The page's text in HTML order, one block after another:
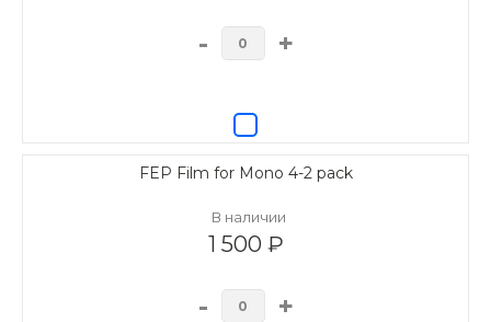
- +
FEP Film for Mono 4-2 pack
В наличии
1 500 ₽
- +